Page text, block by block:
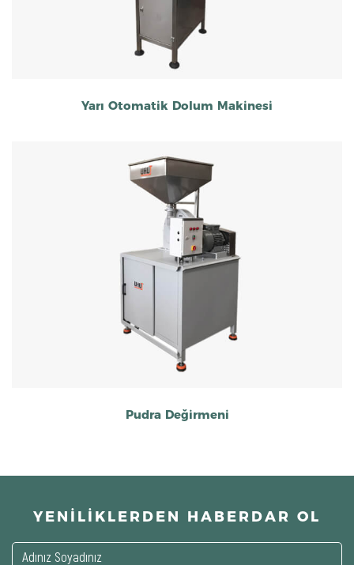
Yarı Otomatik Dolum Makinesi
Pudra Değirmeni
YENİLİKLERDEN HABERDAR OL